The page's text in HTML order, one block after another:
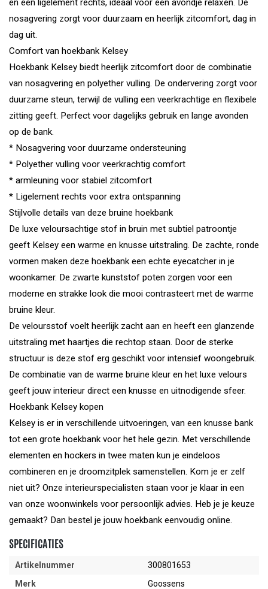
en een ligelement rechts, ideaal voor een avondje relaxen. De
nosagvering zorgt voor duurzaam en heerlijk zitcomfort, dag in
dag uit.
Comfort van hoekbank Kelsey
Hoekbank Kelsey biedt heerlijk zitcomfort door de combinatie
van nosagvering en polyether vulling. De ondervering zorgt voor
duurzame steun, terwijl de vulling een veerkrachtige en flexibele
zitting geeft. Perfect voor dagelijks gebruik en lange avonden
op de bank.
* Nosagvering voor duurzame ondersteuning
* Polyether vulling voor veerkrachtig comfort
* armleuning voor stabiel zitcomfort
* Ligelement rechts voor extra ontspanning
Stijlvolle details van deze bruine hoekbank
De luxe veloursachtige stof in bruin met subtiel patroontje
geeft Kelsey een warme en knusse uitstraling. De zachte, ronde
vormen maken deze hoekbank een echte eyecatcher in je
woonkamer. De zwarte kunststof poten zorgen voor een
moderne en strakke look die mooi contrasteert met de warme
bruine kleur.
De veloursstof voelt heerlijk zacht aan en heeft een glanzende
uitstraling met haartjes die rechtop staan. Door de sterke
structuur is deze stof erg geschikt voor intensief woongebruik.
De combinatie van de warme bruine kleur en het luxe velours
geeft jouw interieur direct een knusse en uitnodigende sfeer.
Hoekbank Kelsey kopen
Kelsey is er in verschillende uitvoeringen, van een knusse bank
tot een grote hoekbank voor het hele gezin. Met verschillende
elementen en hockers in twee maten kun je eindeloos
combineren en je droomzitplek samenstellen. Kom je er zelf
niet uit? Onze interieurspecialisten staan voor je klaar in een
van onze woonwinkels voor persoonlijk advies. Heb je je keuze
gemaakt? Dan bestel je jouw hoekbank eenvoudig online.
SPECIFICATIES
Artikelnummer
300801653
Merk
Goossens